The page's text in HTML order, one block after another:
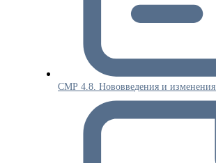
СМР 4.8. Нововведения и изменения.